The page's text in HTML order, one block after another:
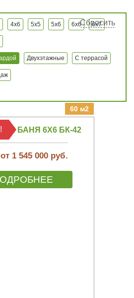
Сбросить
4x6 5x5 5x6 6x6 6x7
Двухэтажные С террасой
60 м2
БАНЯ 6Х6 БК-42
от 1 545 000 руб.